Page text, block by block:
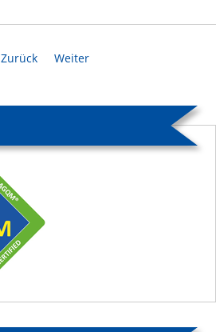
Zurück Weiter